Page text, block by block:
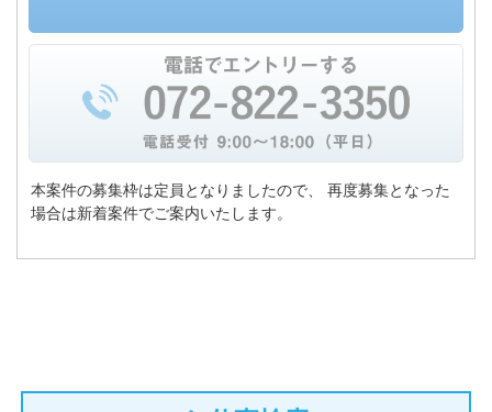
本案件の募集枠は定員となりましたので、
再度募集となった
場合は新着案件でご案内いたします。